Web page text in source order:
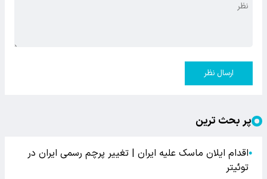
ارسال نظر
پر بحث ترین
●اقدام ایلان ماسک علیه ایران | تغییر پرچم رسمی ایران در
توئیتر